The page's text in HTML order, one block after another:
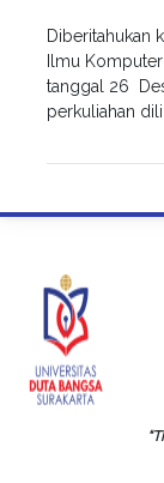
Diberitahukan
Ilmu
tanggal 26
perkuliahan